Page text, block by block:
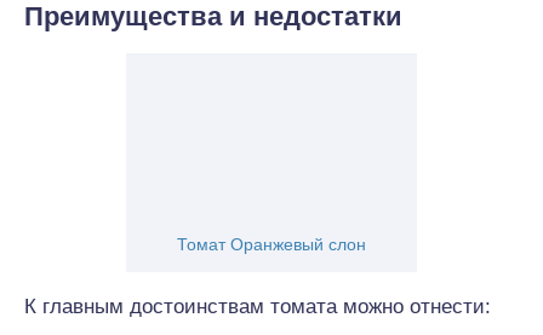
Преимущества и недостатки
Томат Оранжевый слон
К главным достоинствам томата можно отнести: